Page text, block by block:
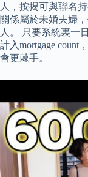
人，按揭可與聯名
關係屬於未婚夫婦
人。 只要系統裏一
計入mortgage count
會更棘手。